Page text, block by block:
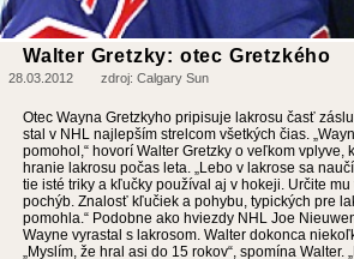
Walter Gretzky: otec Gretzkého
28.03.2012 zdroj: Calgary Sun
Otec Wayna Gretzkyho pripisuje lakrosu časť
stal v NHL najlepším strelcom všetkých čias.
pomohol,“ hovorí Walter Gretzky o veľkom vplyve,
hranie lakrosu počas leta. „Lebo v lakrose sa
tie isté triky a kľučky používal aj v hokeji. Určite
pochýb. Znalosť kľučiek a pohybu, typických pre
pomohla.“ Podobne ako hviezdy NHL Joe
Wayne vyrastal s lakrosom. Walter dokonca
„Myslím, že hral asi do 15 rokov“, spomína Walter.